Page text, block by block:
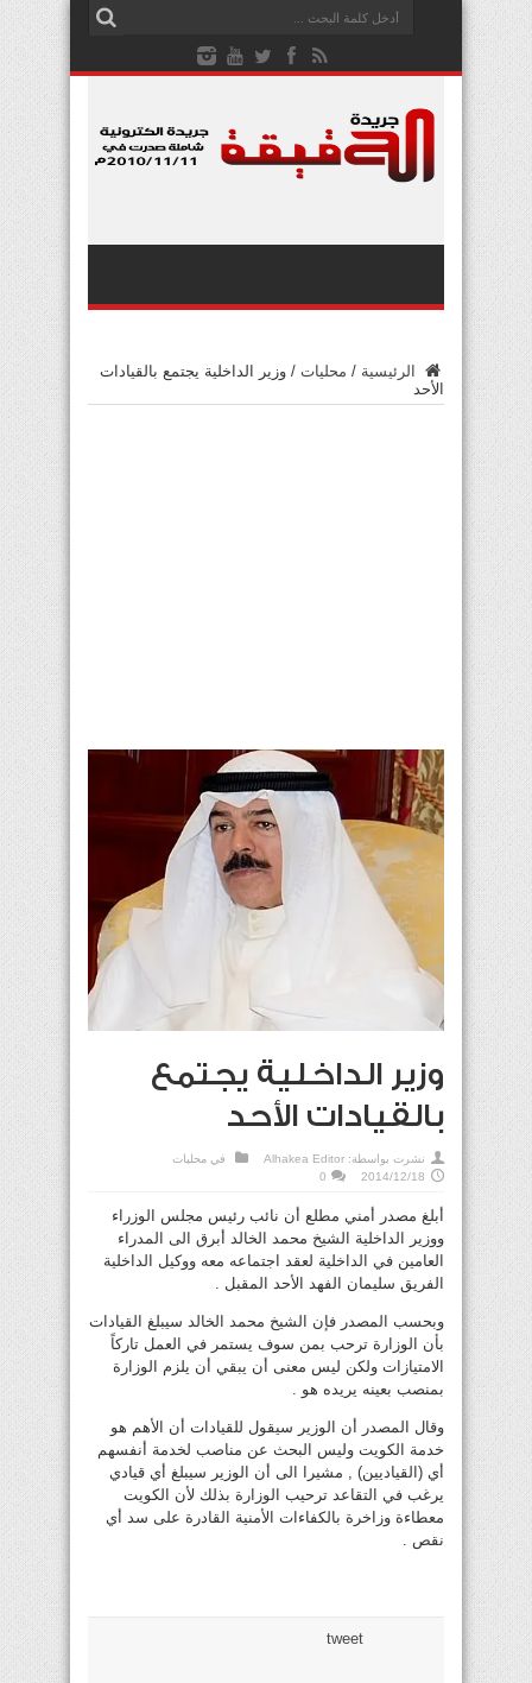
الرئيسية / محليات / وزير الداخلية يجتمع بالقيادات
الأحد
وزير الداخلية يجتمع
بالقيادات الأحد
نشرت بواسطة: Alhakea Editor في محليات
2014/12/18
0
أبلغ مصدر أمني مطلع أن نائب رئيس مجلس الوزراء
ووزير الداخلية الشيخ محمد الخالد أبرق الى المدراء
العامين في الداخلية لعقد اجتماعه معه ووكيل الداخلية
الفريق سليمان الفهد الأحد المقبل .
وبحسب المصدر فإن الشيخ محمد الخالد سيبلغ القيادات
بأن الوزارة ترحب بمن سوف يستمر في العمل تاركاً
الامتيازات ولكن ليس معنى أن يبقي أن يلزم الوزارة
بمنصب بعينه يريده هو .
وقال المصدر أن الوزير سيقول للقيادات أن الأهم هو
خدمة الكويت وليس البحث عن مناصب لخدمة أنفسهم
أي (القياديين) , مشيرا الى أن الوزير سيبلغ أي قيادي
يرغب في التقاعد ترحيب الوزارة بذلك لأن الكويت
معطاءة وزاخرة بالكفاءات الأمنية القادرة على سد أي
نقص .
tweet